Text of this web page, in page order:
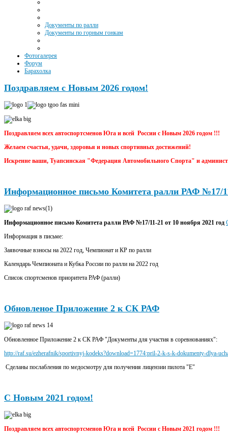
Документы по ралли
Документы по горным гонкам
Фотогалерея
Форум
Барахолка
Поздравляем с Новым 2026 годом!
Поздравляем всех автоспортсменов Юга и всей России с Новым 2026 годом !!!
Желаем счастья, удачи, здоровья и новых спортивных достижений!
Искренне ваши, Туапсинская "Федерация Автомобильного Спорта" и
Информационное письмо Комитета ралли РАФ №17/
Информационное письмо Комитета ралли РАФ №17/11-21 от 10 ноября 2021 год
Информация в письме:
Заявочные взносы на 2022 год, Чемпионат и КР по ралли
Календарь Чемпионата и Кубка России по ралли на 2022 год
Список спортсменов приоритета РАФ (ралли)
Обновленое Приложение 2 к СК РАФ
Обновленное Приложение 2 к СК РАФ "Документы для участия в соревнованиях":
http://raf.su/ezherafnik/sportivnyj-kodeks?download=1774:pril-2-k-s-k-dokumenty-dlya-
Сделаны послабления по медосмотру для получения лицензии пилота "Е"
С Новым 2021 годом!
Поздравляем всех автоспортсменов Юга и всей России с Новым 2021 годом !!!